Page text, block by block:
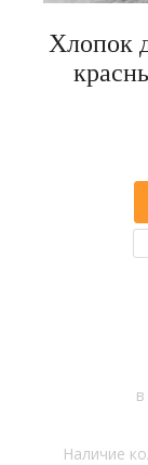
Хлопок
Наличие